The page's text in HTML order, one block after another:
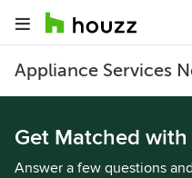
Appliance Services
Get Matched
Answer a few questions